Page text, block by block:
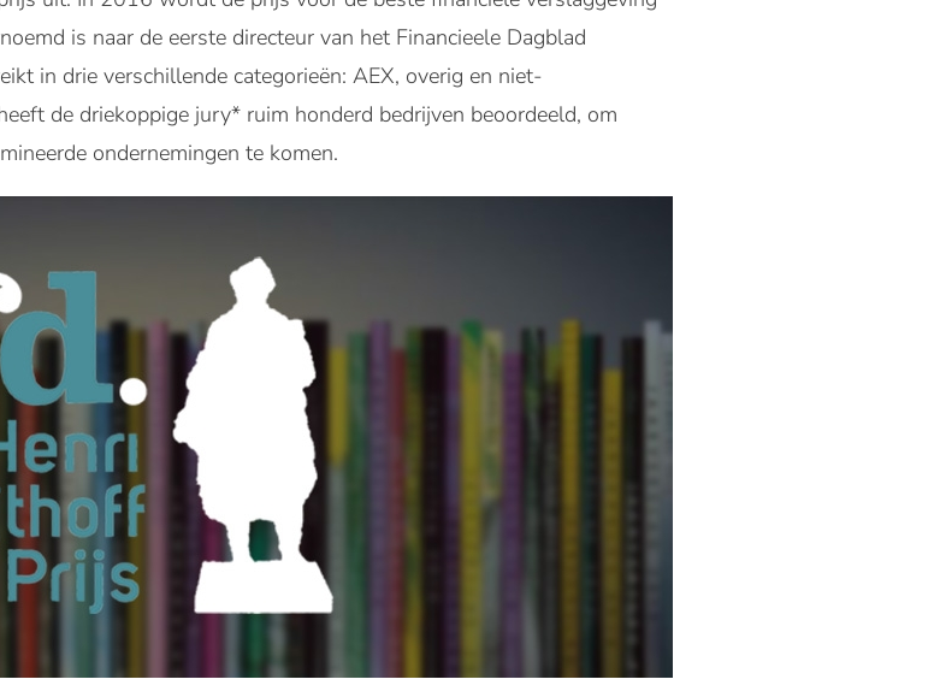
is naar de eerste directeur van het Financieele Dagblad
in drie verschillende categorieën: AEX, overig en niet-
de driekoppige jury* ruim honderd bedrijven beoordeeld, om
ondernemingen te komen.